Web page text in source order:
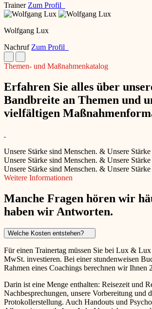
Trainer Zum Profil
Wolfgang Lux
Nachruf Zum Profil
Themen- und Maßnahmenkatalog
Erfahren Sie alles über
Bandbreite an Themen und
vielfältigen
Unsere Stärke sind Menschen. & Unsere
Unsere Stärke sind Menschen. & Unsere
Unsere Stärke sind Menschen. & Unsere
Weitere Informationen
Manche Fragen hören wir
haben wir Antworten.
Welche Kosten entstehen?
Für einen Trainertag müssen Sie bei Lux &
MwSt. investieren. Bei einer stundenweisen
Rahmen eines Coachings berechnen wir Ihnen
Darin ist eine Menge enthalten: Reisezeit und
Nachbesprechungen, unsere Vorbereitung und
Protokollerstellung. Auch Handouts und